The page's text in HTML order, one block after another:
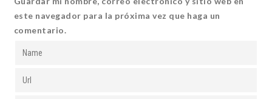
este navegador para la próxima vez que haga un
comentario.